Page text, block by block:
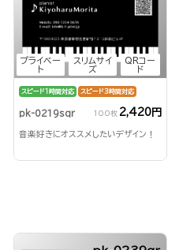
プライベー
ト
スリムサイ
ズ
QRコー
ド
スピード1時間対応 スピード3時間対応
pk-0219sqr 100枚 2,420円
音楽好きにオススメしたいデザイン！